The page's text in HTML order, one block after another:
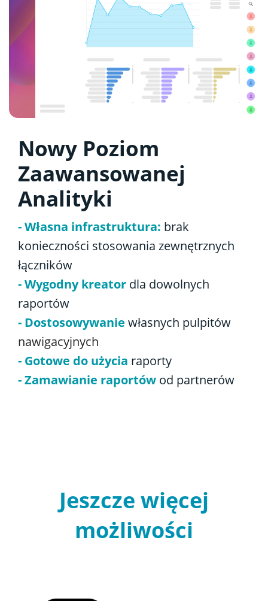
Nowy Poziom
Zaawansowanej
Analityki
- Własna infrastruktura: brak
konieczności stosowania zewnętrznych
łączników
- Wygodny kreator dla dowolnych
raportów
- Dostosowywanie własnych pulpitów
nawigacyjnych
- Gotowe do użycia raporty
- Zamawianie raportów od partnerów
Jeszcze więcej
możliwości